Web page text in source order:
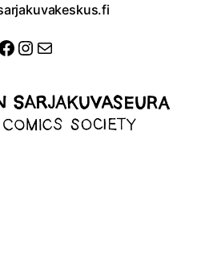
Instagram
Sähköposti